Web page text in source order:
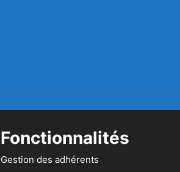
Fonctionnalités
Gestion des adhérents